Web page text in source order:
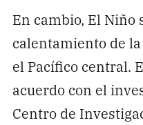
En cambio, El Niño
calentamiento de
el Pacífico central.
acuerdo con el
Centro de